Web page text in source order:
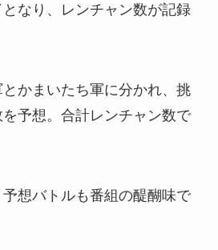
なり、レンチャン数が記録
かまいたち軍に分かれ、挑
予想。合計レンチャン数で
想バトルも番組の醍醐味で